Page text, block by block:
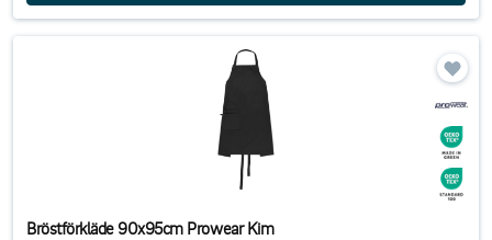
Bröstförkläde 90x95cm Prowear Kim